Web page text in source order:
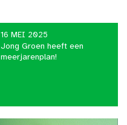
16 MEI 2025
Jong Groen heeft een
meerjarenplan!